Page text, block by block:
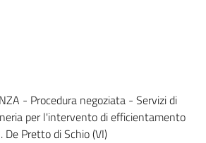
- Procedura negoziata - Servizi di
per l'intervento di efficientamento
De Pretto di Schio (VI)